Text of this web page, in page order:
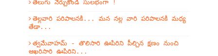
తెలుగు నేర్చుకోండి సులభంగా !
తెల్లవారి పరిపాలనకి... మన నల్ల వారి పరిపాలనకి మధ్య
తేడా...
త్వమేవాహమ్‌ - తొలిసారి ఊపిరిని పీల్చిన క్షణం నుంచి
ఆఖరిసారి ఊపిరిని...